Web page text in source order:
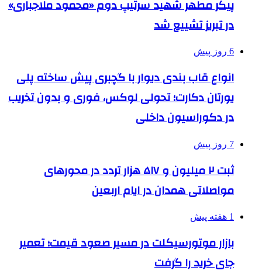
پیکر مطهر شهید سرتیپ دوم «محمود ملاجباری»
در تبریز تشییع شد
6 روز پیش
انواع قاب بندی دیوار با گچبری پیش ساخته پلی
یورتان دکارت؛ تحولی لوکس، فوری و بدون تخریب
در دکوراسیون داخلی
7 روز پیش
ثبت ۲ میلیون و ۵۱۷ هزار تردد در محورهای
مواصلاتی همدان در ایام اربعین
1 هفته پیش
بازار موتورسیکلت در مسیر صعود قیمت؛ تعمیر
جای خرید را گرفت